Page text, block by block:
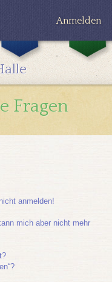
Anmelden
R
n
l
a
Fragen
anmelden!
mich aber nicht mehr